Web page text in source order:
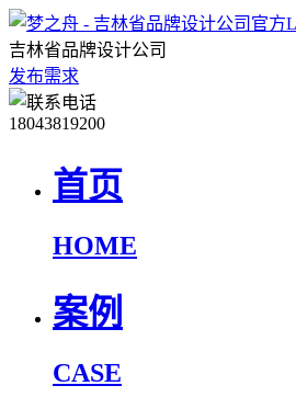
吉林省品牌设计公司
发布需求
18043819200
首页
HOME
案例
CASE